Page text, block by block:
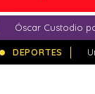
Óscar Custodio
DEPORTES